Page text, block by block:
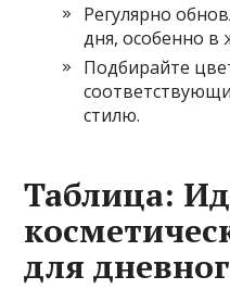
Регулярно
дня, особенно в
Подбирайте
стилю.
Таблица:
для